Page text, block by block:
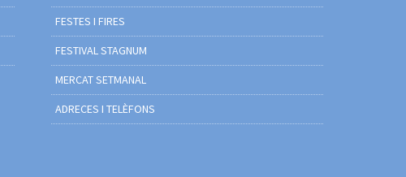
FESTES I FIRES
FESTIVAL STAGNUM
MERCAT SETMANAL
ADRECES I TELÈFONS